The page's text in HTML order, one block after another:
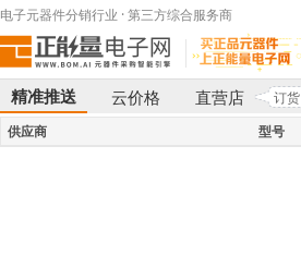
电子元器件分销行业 · 第三方综合服务商
精准推送 云价格 直营店 订货
供应商 型号
}